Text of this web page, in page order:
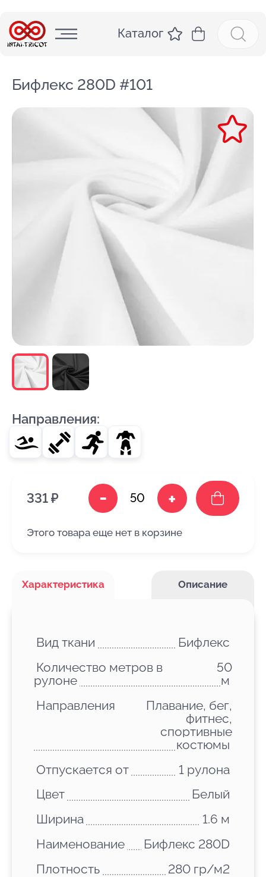
Каталог
Бифлекс 280D #101
Направления:
331 ₽ - +
Этого товара еще нет в корзине
Характеристика Описание
Вид ткани
Бифлекс
Количество метров в
рулоне
50
м
Направления
Плавание, бег,
фитнес,
спортивные
костюмы
Отпускается от
1 рулона
Цвет
Белый
Ширина
1.6 м
Наименование
Бифлекс 280D
Плотность
280 гр/м2